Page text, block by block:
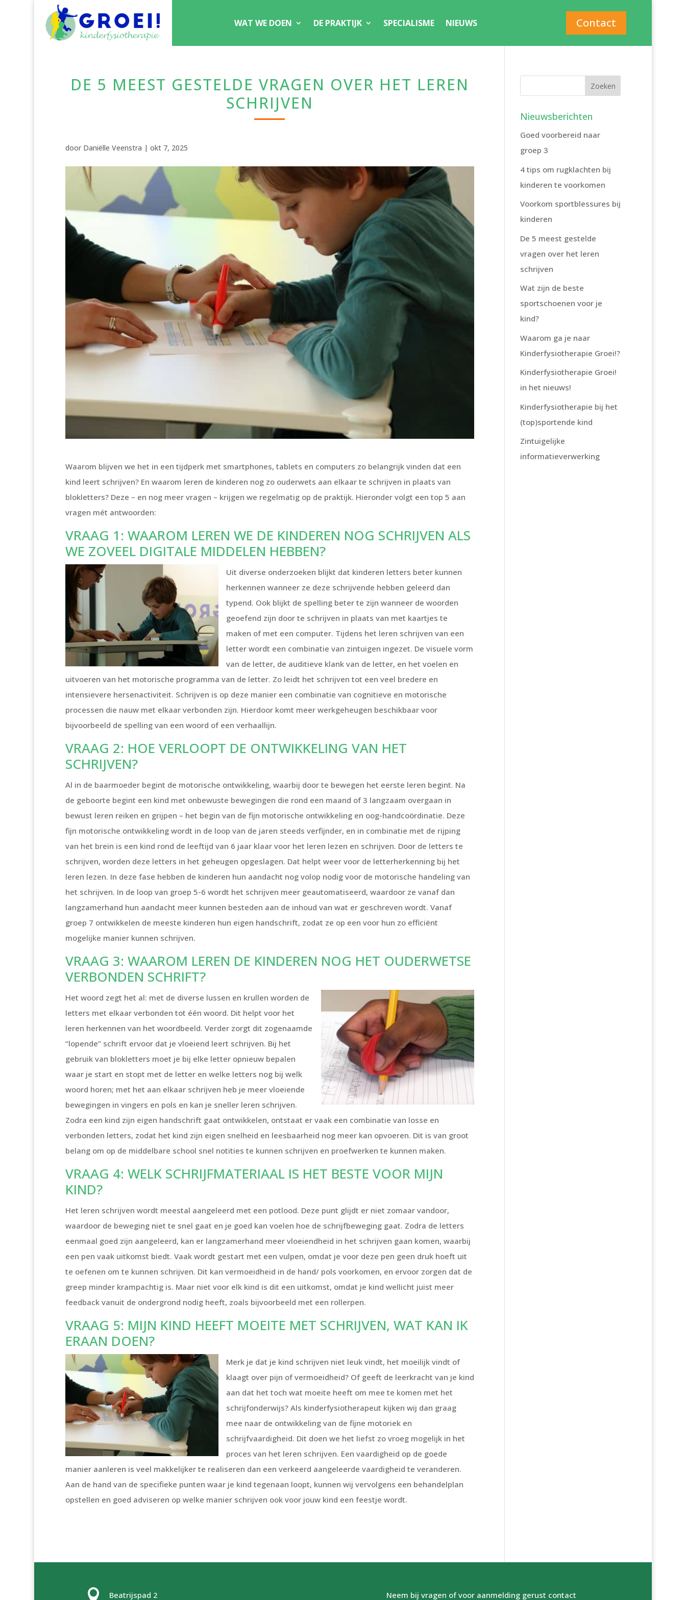
WAT WE DOEN DE PRAKTIJK SPECIALISME NIEUWS Contact
DE 5 MEEST GESTELDE VRAGEN OVER HET LEREN
SCHRIJVEN
door Daniëlle Veenstra | okt 7, 2025
Waarom blijven we het in een tijdperk met smartphones, tablets en computers zo belangrijk vinden dat een
kind leert schrijven? En waarom leren de kinderen nog zo ouderwets aan elkaar te schrijven in plaats van
blokletters? Deze – en nog meer vragen – krijgen we regelmatig op de praktijk. Hieronder volgt een top 5 aan
vragen mét antwoorden:
VRAAG 1: WAAROM LEREN WE DE KINDEREN NOG SCHRIJVEN ALS
WE ZOVEEL DIGITALE MIDDELEN HEBBEN?
Uit diverse onderzoeken blijkt dat kinderen letters beter kunnen
herkennen wanneer ze deze schrijvende hebben geleerd dan
typend. Ook blijkt de spelling beter te zijn wanneer de woorden
geoefend zijn door te schrijven in plaats van met kaartjes te
maken of met een computer. Tijdens het leren schrijven van een
letter wordt een combinatie van zintuigen ingezet. De visuele vorm
van de letter, de auditieve klank van de letter, en het voelen en
uitvoeren van het motorische programma van de letter. Zo leidt het schrijven tot een veel bredere en
intensievere hersenactiviteit. Schrijven is op deze manier een combinatie van cognitieve en motorische
processen die nauw met elkaar verbonden zijn. Hierdoor komt meer werkgeheugen beschikbaar voor
bijvoorbeeld de spelling van een woord of een verhaallijn.
VRAAG 2: HOE VERLOOPT DE ONTWIKKELING VAN HET
SCHRIJVEN?
Al in de baarmoeder begint de motorische ontwikkeling, waarbij door te bewegen het eerste leren begint. Na
de geboorte begint een kind met onbewuste bewegingen die rond een maand of 3 langzaam overgaan in
bewust leren reiken en grijpen – het begin van de fijn motorische ontwikkeling en oog-handcoördinatie. Deze
fijn motorische ontwikkeling wordt in de loop van de jaren steeds verfijnder, en in combinatie met de rijping
van het brein is een kind rond de leeftijd van 6 jaar klaar voor het leren lezen en schrijven. Door de letters te
schrijven, worden deze letters in het geheugen opgeslagen. Dat helpt weer voor de letterherkenning bij het
leren lezen. In deze fase hebben de kinderen hun aandacht nog volop nodig voor de motorische handeling van
het schrijven. In de loop van groep 5-6 wordt het schrijven meer geautomatiseerd, waardoor ze vanaf dan
langzamerhand hun aandacht meer kunnen besteden aan de inhoud van wat er geschreven wordt. Vanaf
groep 7 ontwikkelen de meeste kinderen hun eigen handschrift, zodat ze op een voor hun zo efficiënt
mogelijke manier kunnen schrijven.
VRAAG 3: WAAROM LEREN DE KINDEREN NOG HET OUDERWETSE
VERBONDEN SCHRIFT?
Het woord zegt het al: met de diverse lussen en krullen worden de
letters met elkaar verbonden tot één woord. Dit helpt voor het
leren herkennen van het woordbeeld. Verder zorgt dit zogenaamde
“lopende” schrift ervoor dat je vloeiend leert schrijven. Bij het
gebruik van blokletters moet je bij elke letter opnieuw bepalen
waar je start en stopt met de letter en welke letters nog bij welk
woord horen; met het aan elkaar schrijven heb je meer vloeiende
bewegingen in vingers en pols en kan je sneller leren schrijven.
Zodra een kind zijn eigen handschrift gaat ontwikkelen, ontstaat er vaak een combinatie van losse en
verbonden letters, zodat het kind zijn eigen snelheid en leesbaarheid nog meer kan opvoeren. Dit is van groot
belang om op de middelbare school snel notities te kunnen schrijven en proefwerken te kunnen maken.
VRAAG 4: WELK SCHRIJFMATERIAAL IS HET BESTE VOOR MIJN
KIND?
Het leren schrijven wordt meestal aangeleerd met een potlood. Deze punt glijdt er niet zomaar vandoor,
waardoor de beweging niet te snel gaat en je goed kan voelen hoe de schrijfbeweging gaat. Zodra de letters
eenmaal goed zijn aangeleerd, kan er langzamerhand meer vloeiendheid in het schrijven gaan komen, waarbij
een pen vaak uitkomst biedt. Vaak wordt gestart met een vulpen, omdat je voor deze pen geen druk hoeft uit
te oefenen om te kunnen schrijven. Dit kan vermoeidheid in de hand/ pols voorkomen, en ervoor zorgen dat de
greep minder krampachtig is. Maar niet voor elk kind is dit een uitkomst, omdat je kind wellicht juist meer
feedback vanuit de ondergrond nodig heeft, zoals bijvoorbeeld met een rollerpen.
VRAAG 5: MIJN KIND HEEFT MOEITE MET SCHRIJVEN, WAT KAN IK
ERAAN DOEN?
Merk je dat je kind schrijven niet leuk vindt, het moeilijk vindt of
klaagt over pijn of vermoeidheid? Of geeft de leerkracht van je kind
aan dat het toch wat moeite heeft om mee te komen met het
schrijfonderwijs? Als kinderfysiotherapeut kijken wij dan graag
mee naar de ontwikkeling van de fijne motoriek en
schrijfvaardigheid. Dit doen we het liefst zo vroeg mogelijk in het
proces van het leren schrijven. Een vaardigheid op de goede
manier aanleren is veel makkelijker te realiseren dan een verkeerd aangeleerde vaardigheid te veranderen.
Aan de hand van de specifieke punten waar je kind tegenaan loopt, kunnen wij vervolgens een behandelplan
opstellen en goed adviseren op welke manier schrijven ook voor jouw kind een feestje wordt.
Nieuwsberichten
Goed voorbereid naar
groep 3
4 tips om rugklachten bij
kinderen te voorkomen
Voorkom sportblessures bij
kinderen
De 5 meest gestelde
vragen over het leren
schrijven
Wat zijn de beste
sportschoenen voor je
kind?
Waarom ga je naar
Kinderfysiotherapie Groei!?
Kinderfysiotherapie Groei!
in het nieuws!
Kinderfysiotherapie bij het
(top)sportende kind
Zintuigelijke
informatieverwerking
 Beatrijspad 2 Neem bij vragen of voor aanmelding gerust contact